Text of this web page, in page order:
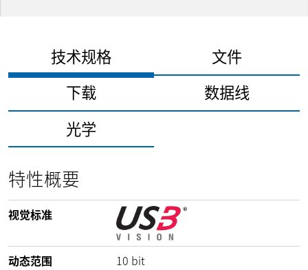
技术规格
文件
下载
数据线
光学
特性概要
视觉标准
动态范围 10 bit